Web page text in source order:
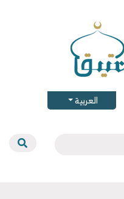
العربية